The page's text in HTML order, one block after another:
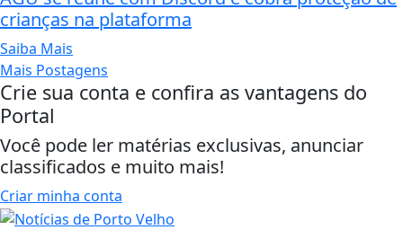
crianças na plataforma
Saiba Mais
Mais Postagens
Crie sua conta e confira as vantagens do
Portal
Você pode ler matérias exclusivas, anunciar
classificados e muito mais!
Criar minha conta